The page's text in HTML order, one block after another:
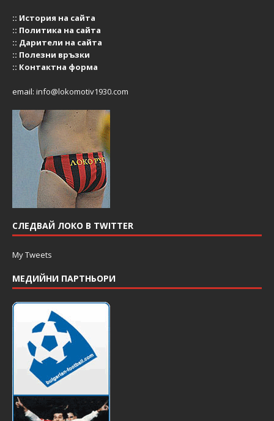
:: История на сайта
:: Политика на сайта
:: Дарители на сайта
:: Полезни връзки
:: Контактна форма
email: info@lokomotiv1930.com
СЛЕДВАЙ ЛОКО В TWITTER
My Tweets
МЕДИЙНИ ПАРТНЬОРИ